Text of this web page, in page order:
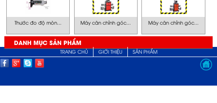
Thước đo độ mòn... Máy cân chỉnh góc... Máy cân chỉnh góc...
DANH MỤC SẢN PHẨM
TRANG CHỦ GIỚI THIỆU SẢN PHẨM